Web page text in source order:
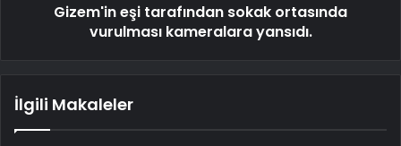
Gizem'in eşi tarafından sokak ortasında
vurulması kameralara yansıdı.
İlgili Makaleler